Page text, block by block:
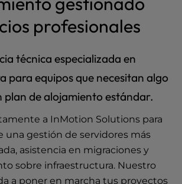
profesionales
técnica especializada en
para equipos que necesitan algo
plan de alojamiento estándar.
a InMotion Solutions para
una gestión de servidores más
asistencia en migraciones y
sobre infraestructura. Nuestro
a poner en marcha tus proyectos